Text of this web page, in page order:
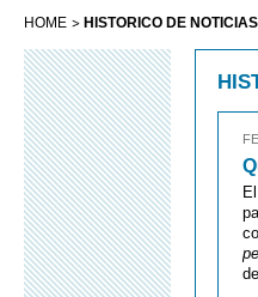
HOME HISTÓRICO DE NOTÍCIAS